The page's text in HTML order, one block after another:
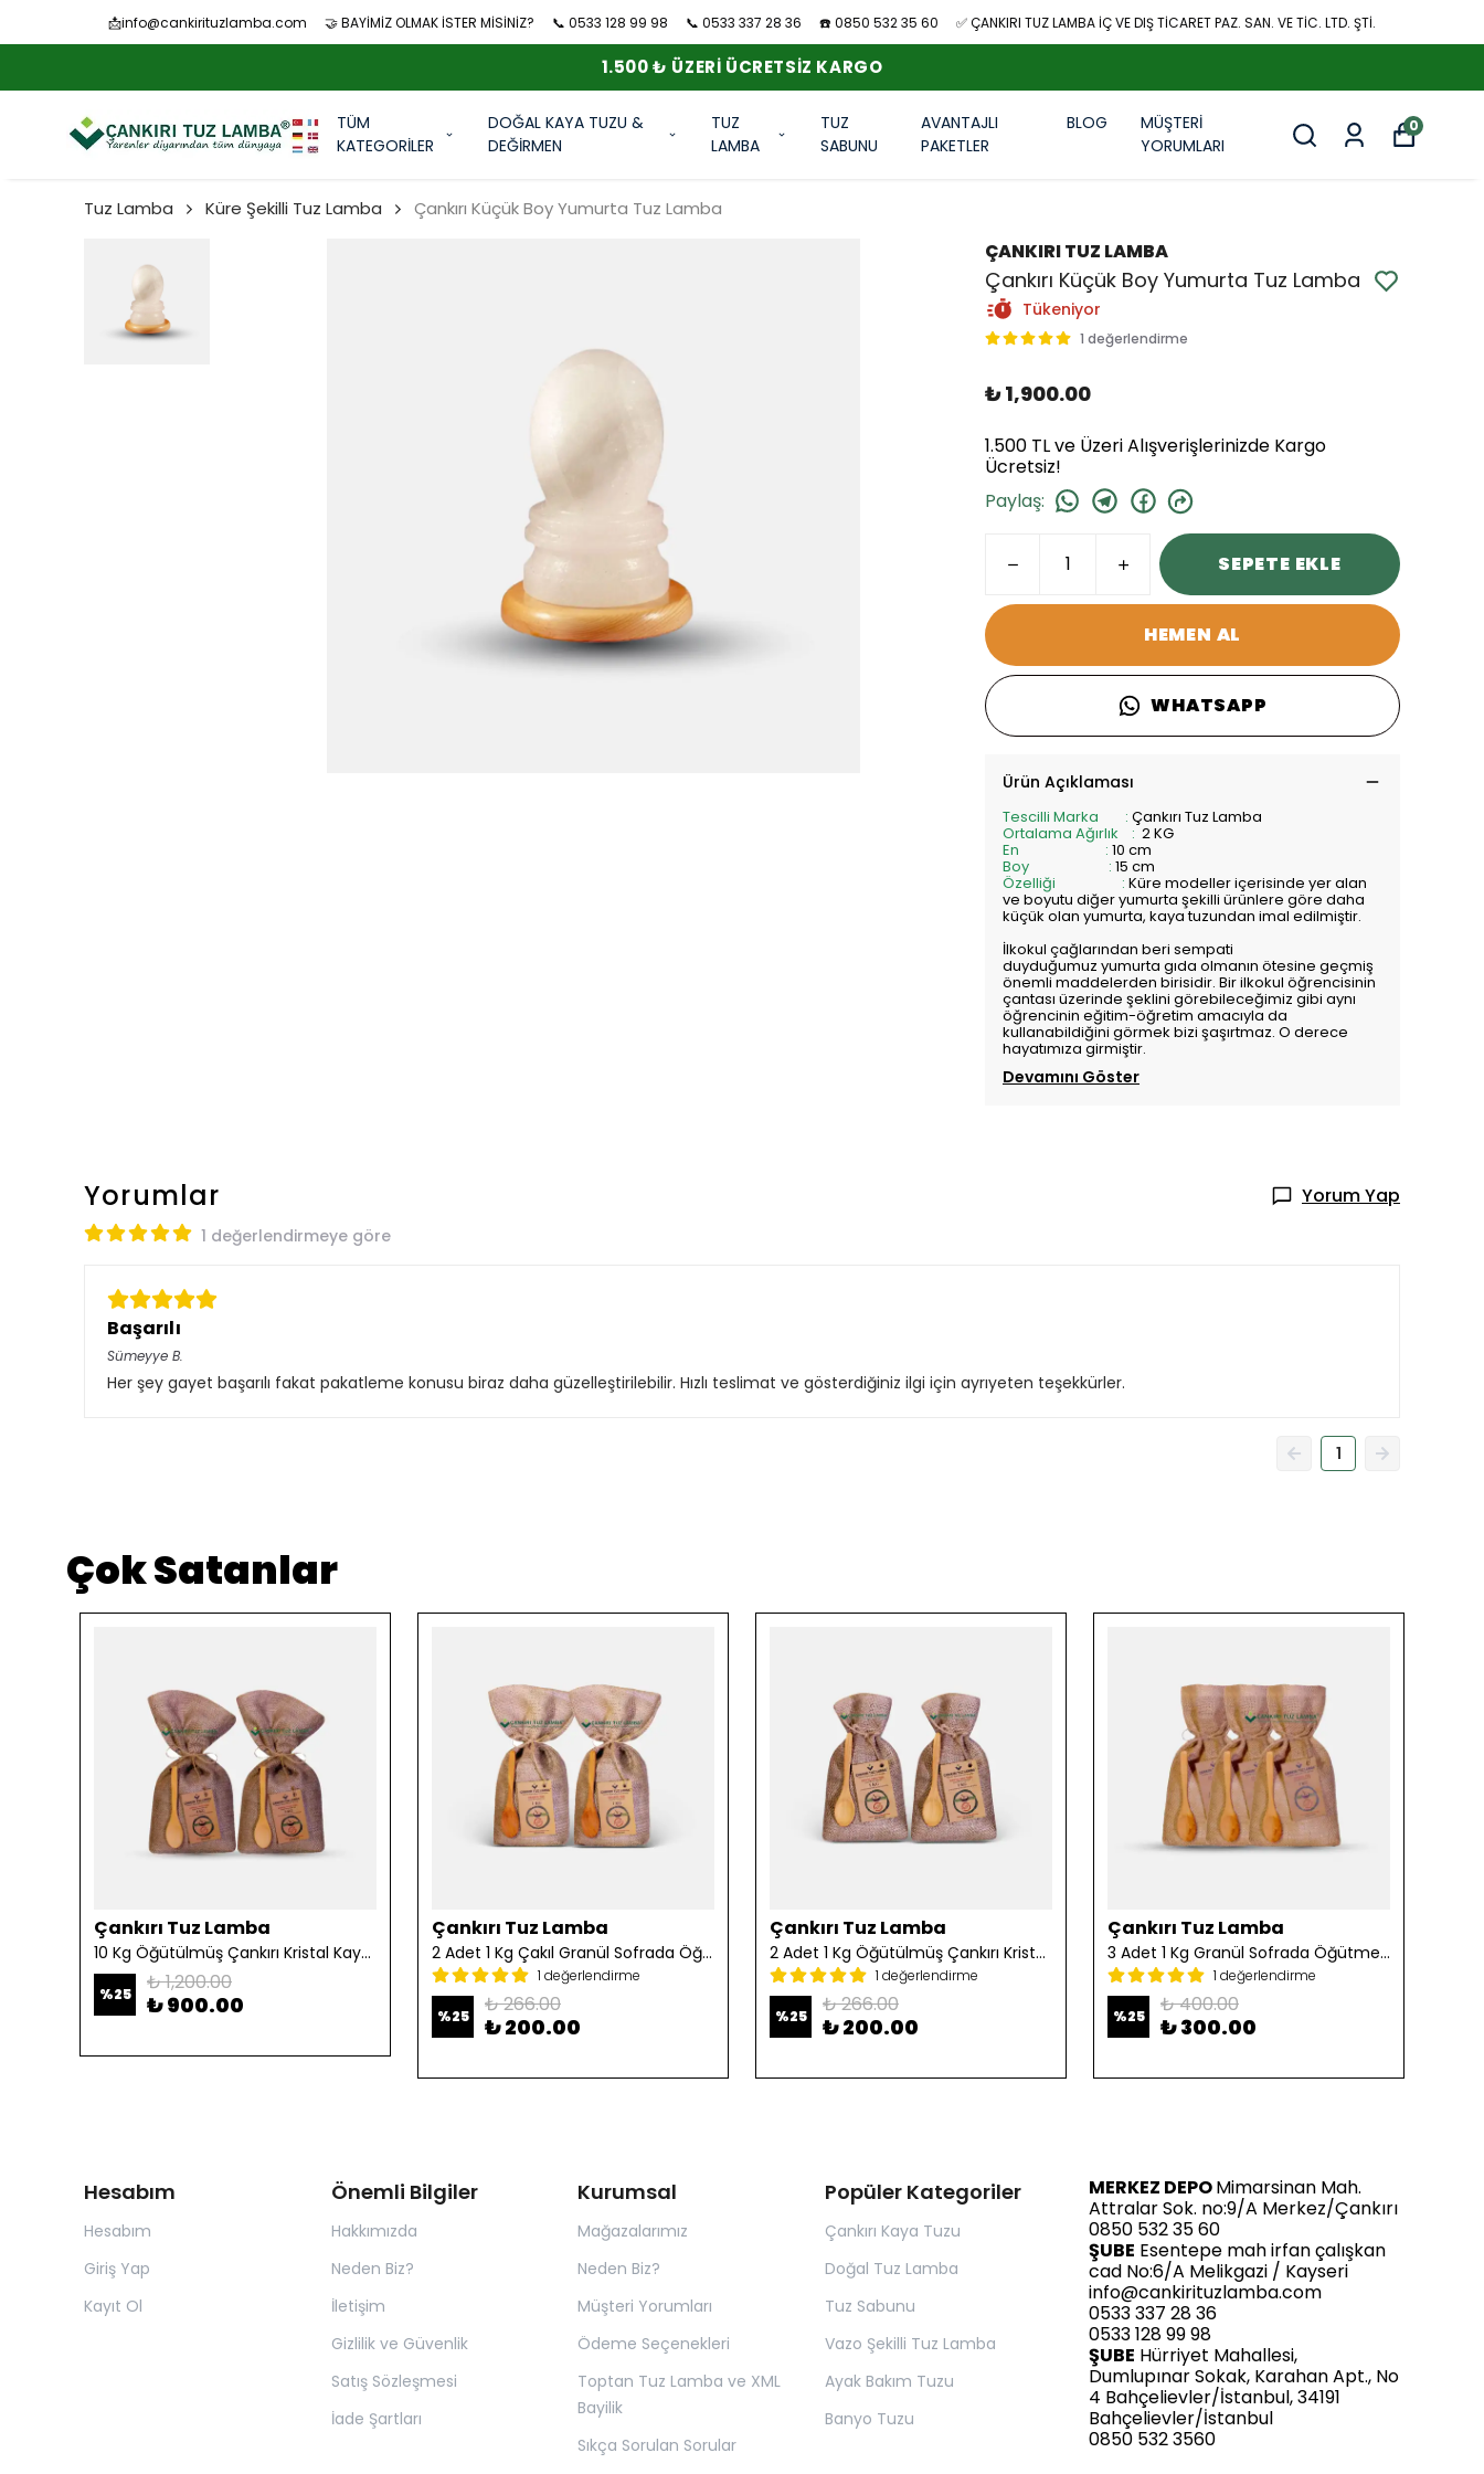
📩info@cankirituzlamba.com 🤝 BAYİMİZ OLMAK İSTER MİSİNİZ? 📞 0533 128 99 98 📞 0533 337 28 36 ☎️ 0850 532 35 60 ✅ ÇANKIRI TUZ LAMBA İÇ VE DIŞ TİCARET PAZ. SAN. VE TİC. LTD. ŞTİ.
1.500 ₺ ÜZERI ÜCRETSIZ KARGO
TÜM
KATEGORİLER
DOĞAL KAYA TUZU &
DEĞİRMEN
TUZ
LAMBA
TUZ
SABUNU
AVANTAJLI
PAKETLER
BLOG
MÜŞTERİ
YORUMLARI
0
Tuz Lamba Küre Şekilli Tuz Lamba Çankırı Küçük Boy Yumurta Tuz Lamba
ÇANKIRI TUZ LAMBA
Çankırı Küçük Boy Yumurta Tuz Lamba
Tükeniyor
1 değerlendirme
₺ 1,900.00
1.500 TL ve Üzeri Alışverişlerinizde Kargo
Ücretsiz!
Paylaş:
SEPETE EKLE
HEMEN AL
WHATSAPP
Ürün Açıklaması
Tescilli Marka : Çankırı Tuz Lamba
Ortalama Ağırlık : 2 KG
En : 10 cm
Boy : 15 cm
Özelliği : Küre modeller içerisinde yer alan
ve boyutu diğer yumurta şekilli ürünlere göre daha
küçük olan yumurta, kaya tuzundan imal edilmiştir.
İlkokul çağlarından beri sempati
duyduğumuz yumurta gıda olmanın ötesine geçmiş
önemli maddelerden birisidir. Bir ilkokul öğrencisinin
çantası üzerinde şeklini görebileceğimiz gibi aynı
öğrencinin eğitim-öğretim amacıyla da
kullanabildiğini görmek bizi şaşırtmaz. O derece
hayatımıza girmiştir.
Devamını Göster
Yorumlar Yorum Yap
1 değerlendirmeye göre
Başarılı
Sümeyye B.
Her şey gayet başarılı fakat pakatleme konusu biraz daha güzelleştirilebilir. Hızlı teslimat ve gösterdiğiniz ilgi için ayrıyeten teşekkürler.
1
Çok Satanlar
Çankırı Tuz Lamba
10 Kg Öğütülmüş Çankırı Kristal Kaya Tuzu
%25 ₺ 1,200.00
₺ 900.00
Çankırı Tuz Lamba
2 Adet 1 Kg Çakıl Granül Sofrada Öğütme Tuzu
1 değerlendirme
%25 ₺ 266.00
₺ 200.00
Çankırı Tuz Lamba
2 Adet 1 Kg Öğütülmüş Çankırı Kristal Kaya Tuzu
1 değerlendirme
%25 ₺ 266.00
₺ 200.00
Çankırı Tuz Lamba
3 Adet 1 Kg Granül Sofrada Öğütme Tuzu
1 değerlendirme
%25 ₺ 400.00
₺ 300.00
Hesabım
Hesabım
Giriş Yap
Kayıt Ol
Önemli Bilgiler
Hakkımızda
Neden Biz?
İletişim
Gizlilik ve Güvenlik
Satış Sözleşmesi
İade Şartları
Kurumsal
Mağazalarımız
Neden Biz?
Müşteri Yorumları
Ödeme Seçenekleri
Toptan Tuz Lamba ve XML
Bayilik
Sıkça Sorulan Sorular
Popüler Kategoriler
Çankırı Kaya Tuzu
Doğal Tuz Lamba
Tuz Sabunu
Vazo Şekilli Tuz Lamba
Ayak Bakım Tuzu
Banyo Tuzu
MERKEZ DEPOMimarsinan Mah.
Attralar Sok. no:9/A Merkez/Çankırı
0850 532 35 60
ŞUBE Esentepe mah irfan çalışkan
cad No:6/A Melikgazi / Kayseri
info@cankirituzlamba.com
0533 337 28 36
0533 128 99 98
ŞUBE Hürriyet Mahallesi,
Dumlupınar Sokak, Karahan Apt., No
4 Bahçelievler/İstanbul, 34191
Bahçelievler/İstanbul
0850 532 3560